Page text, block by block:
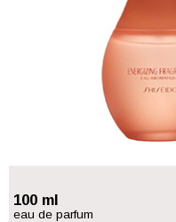
100 ml
eau de parfum